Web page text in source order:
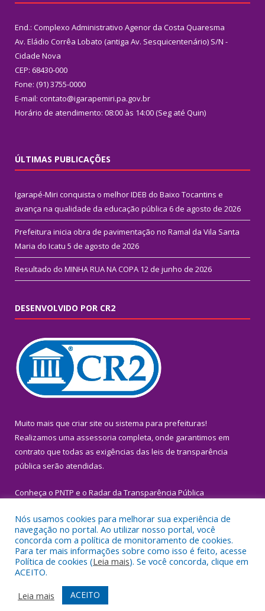
End.: Complexo Administrativo Agenor da Costa Quaresma
Av. Eládio Corrêa Lobato (antiga Av. Sesquicentenário) S/N -
Cidade Nova
CEP: 68430-000
Fone: (91) 3755-0000
E-mail: contato@igarapemiri.pa.gov.br
Horário de atendimento: 08:00 às 14:00 (Seg até Quin)
ÚLTIMAS PUBLICAÇÕES
Igarapé-Miri conquista o melhor IDEB do Baixo Tocantins e
avança na qualidade da educação pública 6 de agosto de 2026
Prefeitura inicia obra de pavimentação no Ramal da Vila Santa
Maria do Icatu 5 de agosto de 2026
Resultado do MINHA RUA NA COPA 12 de junho de 2026
DESENVOLVIDO POR CR2
Muito mais que criar site ou sistema para prefeituras!
Realizamos uma assessoria completa, onde garantimos em
contrato que todas as exigências das leis de transparência
pública serão atendidas.
Conheça o PNTP e o Radar da Transparência Pública
Todos os direitos reservados a Prefeitura Municipal de Igarapé-
Miri.
Mapa do Site
Acessar Área Administrativa
Acessar Webmail
Nós usamos cookies para melhorar sua experiência de
navegação no portal. Ao utilizar nosso portal, você
concorda com a política de monitoramento de cookies.
Para ter mais informações sobre como isso é feito, acesse
Política de cookies (Leia mais). Se você concorda, clique em
ACEITO.
Leia mais
ACEITO